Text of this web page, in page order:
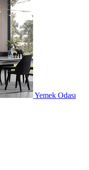
Yemek Odası